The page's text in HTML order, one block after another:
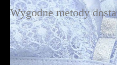
Wygodne metody